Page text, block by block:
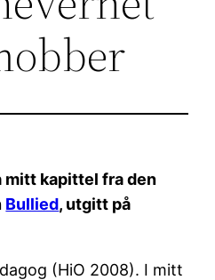
mitt kapittel fra den
Bullied, utgitt på
(HiO 2008). I mitt